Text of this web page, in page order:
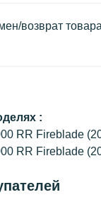
возврат
:
RR Fireblade
RR Fireblade